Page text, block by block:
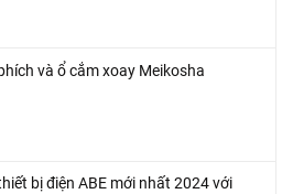
và ổ cắm xoay Meikosha
bị điện ABE mới nhất 2024 với